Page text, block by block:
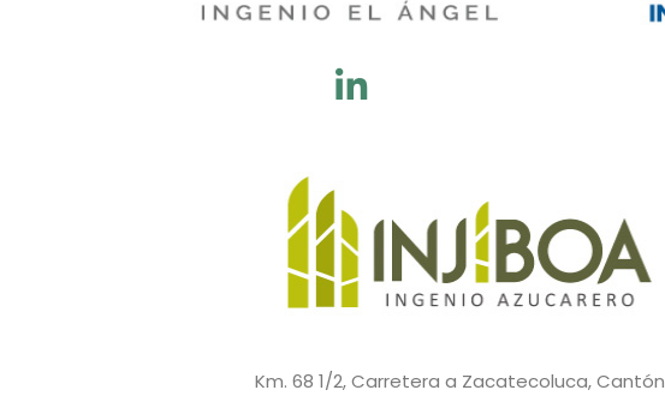
Km. 68 1/2, Carretera a Zacatecoluca, Cantón